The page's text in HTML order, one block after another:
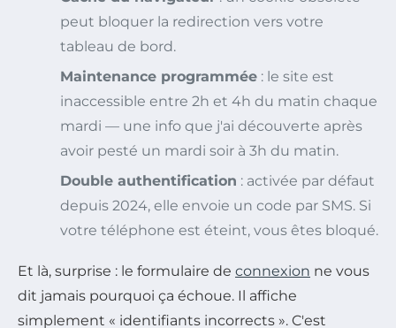
peut bloquer la redirection vers votre
tableau de bord.
Maintenance programmée : le site est
inaccessible entre 2h et 4h du matin chaque
mardi — une info que j'ai découverte après
avoir pesté un mardi soir à 3h du matin.
Double authentification : activée par défaut
depuis 2024, elle envoie un code par SMS. Si
votre téléphone est éteint, vous êtes bloqué.
Et là, surprise : le formulaire de connexion ne vous
dit jamais pourquoi ça échoue. Il affiche
simplement « identifiants incorrects ». C'est